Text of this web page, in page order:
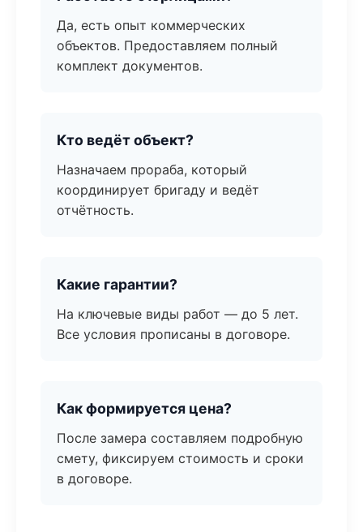
Да, есть опыт коммерческих
объектов. Предоставляем полный
комплект документов.
Кто ведёт объект?
Назначаем прораба, который
координирует бригаду и ведёт
отчётность.
Какие гарантии?
На ключевые виды работ — до 5 лет.
Все условия прописаны в договоре.
Как формируется цена?
После замера составляем подробную
смету, фиксируем стоимость и сроки
в договоре.